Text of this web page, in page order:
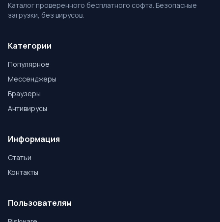
Каталог проверенного бесплатного софта. Безопасные
загрузки, без вирусов.
Категории
Популярное
Мессенджеры
Браузеры
Антивирусы
Информация
Статьи
Контакты
Пользователям